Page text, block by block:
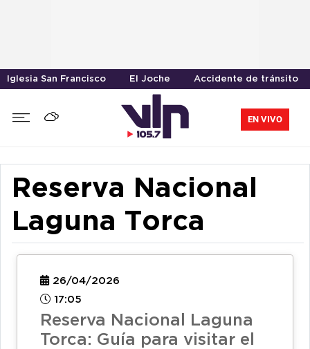
Iglesia San Francisco El Joche Accidente de tránsito
EN VIVO
Reserva Nacional
Laguna Torca
26/04/2026
17:05
Reserva Nacional Laguna
Torca: Guía para visitar el